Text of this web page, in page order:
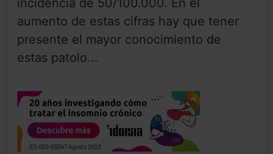
incidencia de 50/100.000. En el
aumento de estas cifras hay que tener
presente el mayor conocimiento de
estas patolo...